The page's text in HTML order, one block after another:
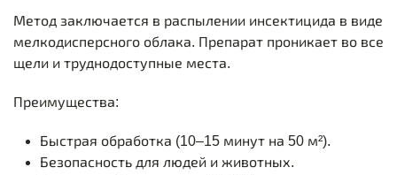
Метод заключается в распылении инсектицида в виде
мелкодисперсного облака. Препарат проникает во все
щели и труднодоступные места.
Преимущества:
Быстрая обработка (10–15 минут на 50 м²).
Безопасность для людей и животных.